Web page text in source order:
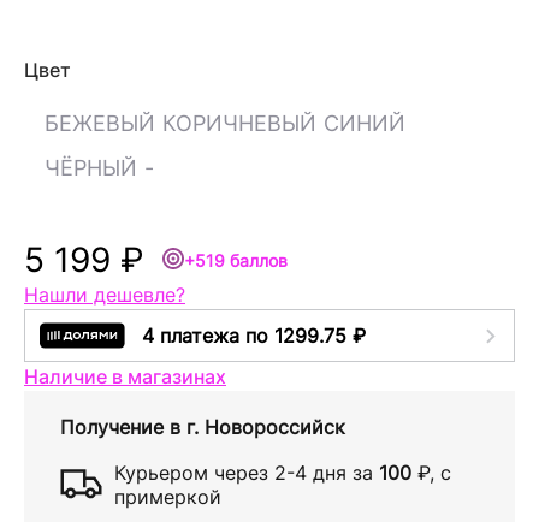
Цвет
БЕЖЕВЫЙ КОРИЧНЕВЫЙ СИНИЙ
ЧЁРНЫЙ -
5 199 ₽ +519 баллов
Нашли дешевле?
4 платежа по 1299.75 ₽
Наличие в магазинах
Получение в г. Новороссийск
Курьером через 2-4 дня за 100 ₽, с
примеркой